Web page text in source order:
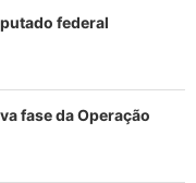
federal
fase da Operação